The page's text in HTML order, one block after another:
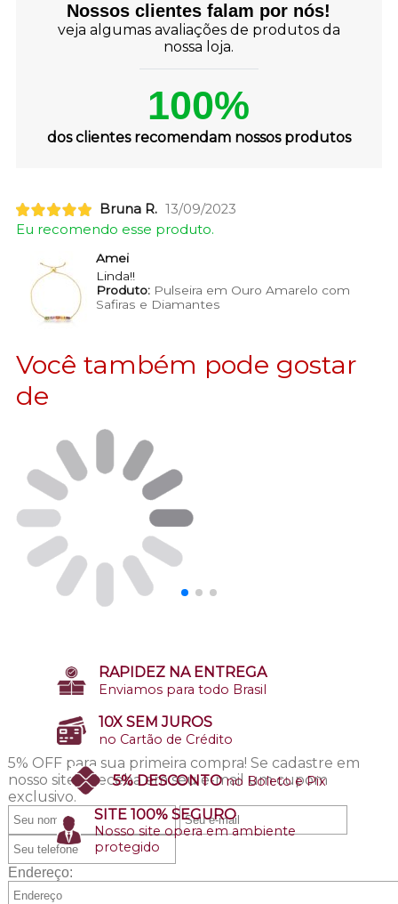
Nossos clientes falam por nós!
veja algumas avaliações de produtos da
nossa loja.
100%
dos clientes recomendam nossos produtos
Bruna R. 13/09/2023
Eu recomendo esse produto.
Amei
Linda!!
Produto:Pulseira em Ouro Amarelo com
Safiras e Diamantes
Você também pode gostar
de
RAPIDEZ NA ENTREGA
Enviamos para todo Brasil
10X SEM JUROS
no Cartão de Crédito
5% DESCONTO no Boleto e Pix
SITE 100% SEGURO
Nosso site opera em ambiente
protegido
5% OFF para sua primeira compra! Se cadastre em
nosso site e receba em seu e-mail um cupom
exclusivo.
Endereço: